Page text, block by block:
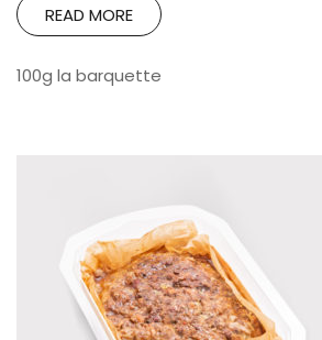
READ MORE
100g la barquette